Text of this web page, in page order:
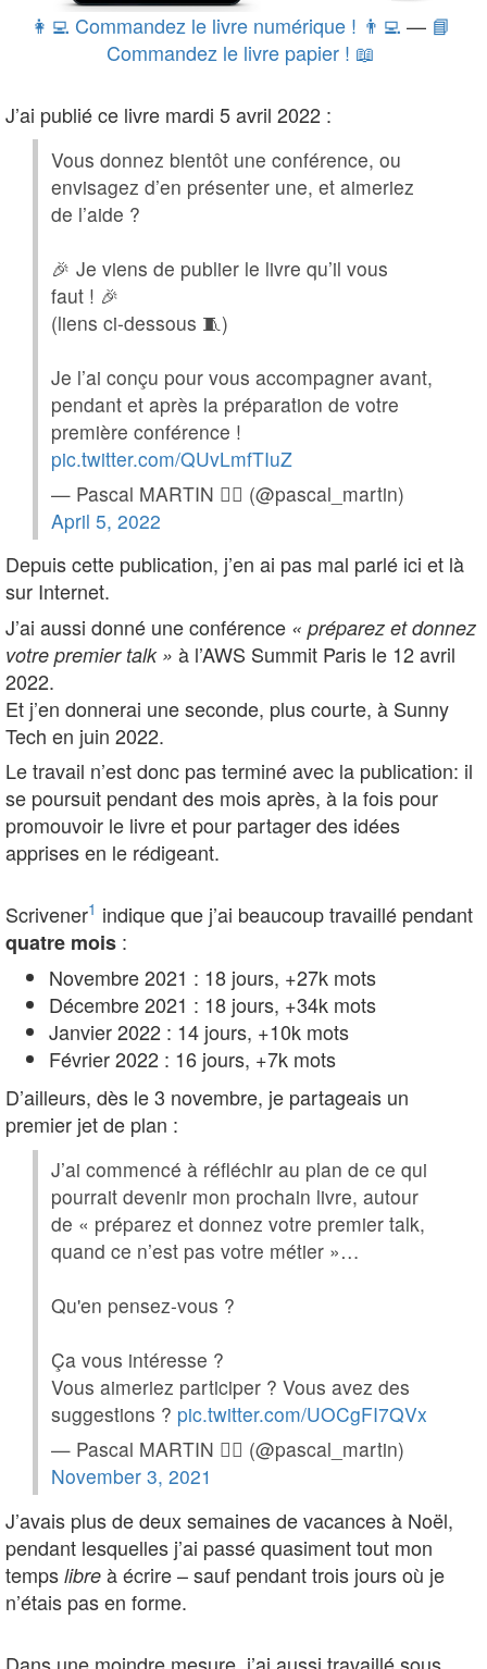
👩‍💻 Commandez le livre numérique ! 👨‍💻 — 📘
Commandez le livre papier ! 📖
J’ai publié ce livre mardi 5 avril 2022 :
Vous donnez bientôt une conférence, ou
envisagez d’en présenter une, et aimeriez
de l’aide ?
🎉 Je viens de publier le livre qu’il vous
faut ! 🎉
(liens ci-dessous 🧵)
Je l’ai conçu pour vous accompagner avant,
pendant et après la préparation de votre
première conférence !
pic.twitter.com/QUvLmfTIuZ
— Pascal MARTIN 😶‍🌫️ (@pascal_martin)
April 5, 2022
Depuis cette publication, j’en ai pas mal parlé ici et là
sur Internet.
J’ai aussi donné une conférence « préparez et donnez
votre premier talk » à l’AWS Summit Paris le 12 avril
2022.
Et j’en donnerai une seconde, plus courte, à Sunny
Tech en juin 2022.
Le travail n’est donc pas terminé avec la publication: il
se poursuit pendant des mois après, à la fois pour
promouvoir le livre et pour partager des idées
apprises en le rédigeant.
Scrivener1 indique que j’ai beaucoup travaillé pendant
quatre mois :
Novembre 2021 : 18 jours, +27k mots
Décembre 2021 : 18 jours, +34k mots
Janvier 2022 : 14 jours, +10k mots
Février 2022 : 16 jours, +7k mots
D’ailleurs, dès le 3 novembre, je partageais un
premier jet de plan :
J’ai commencé à réfléchir au plan de ce qui
pourrait devenir mon prochain livre, autour
de « préparez et donnez votre premier talk,
quand ce n’est pas votre métier »…
Qu'en pensez-vous ?
Ça vous intéresse ?
Vous aimeriez participer ? Vous avez des
suggestions ? pic.twitter.com/UOCgFI7QVx
— Pascal MARTIN 😶‍🌫️ (@pascal_martin)
November 3, 2021
J’avais plus de deux semaines de vacances à Noël,
pendant lesquelles j’ai passé quasiment tout mon
temps libre à écrire – sauf pendant trois jours où je
n’étais pas en forme.